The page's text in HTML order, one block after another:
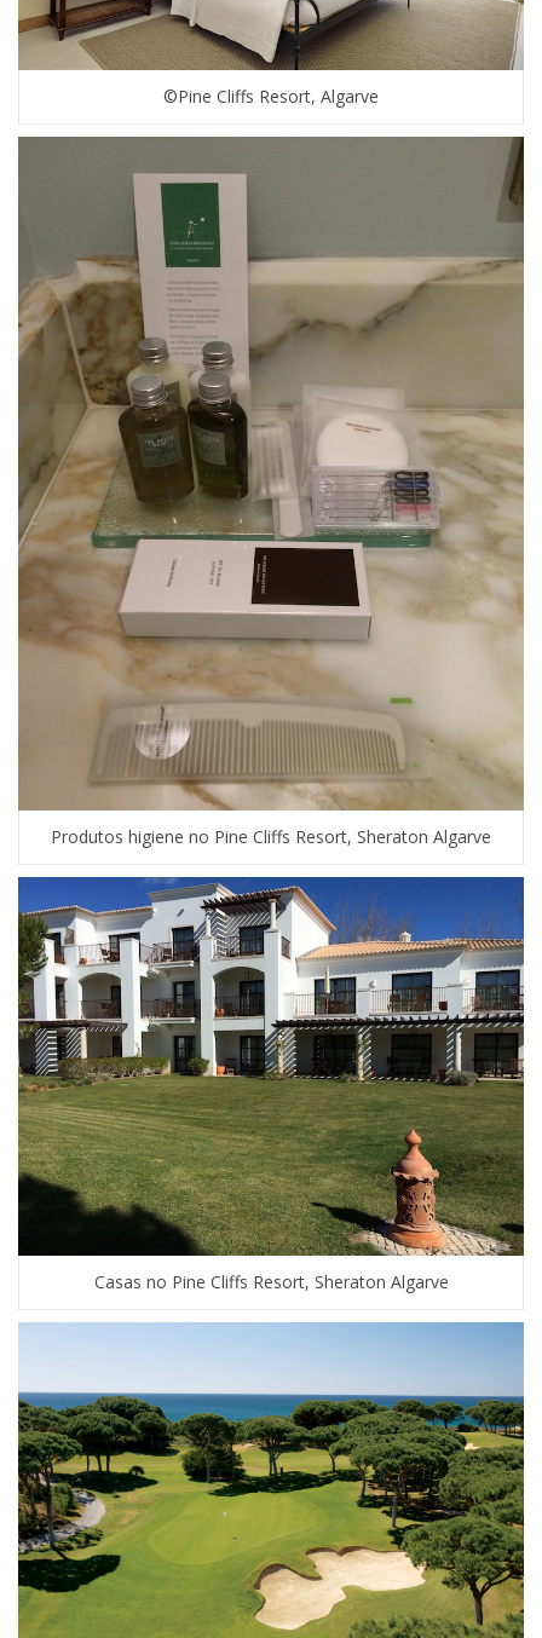
©Pine Cliffs Resort, Algarve
Produtos higiene no Pine Cliffs Resort, Sheraton Algarve
Casas no Pine Cliffs Resort, Sheraton Algarve